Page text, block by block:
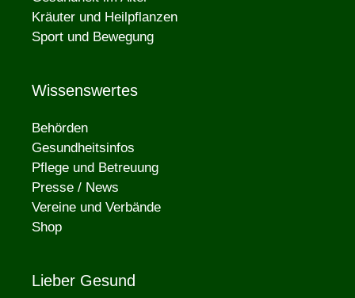
Kräuter und Heilpflanzen
Sport und Bewegung
Wissenswertes
Behörden
Gesundheitsinfos
Pflege und Betreuung
Presse / News
Vereine und Verbände
Shop
Lieber Gesund